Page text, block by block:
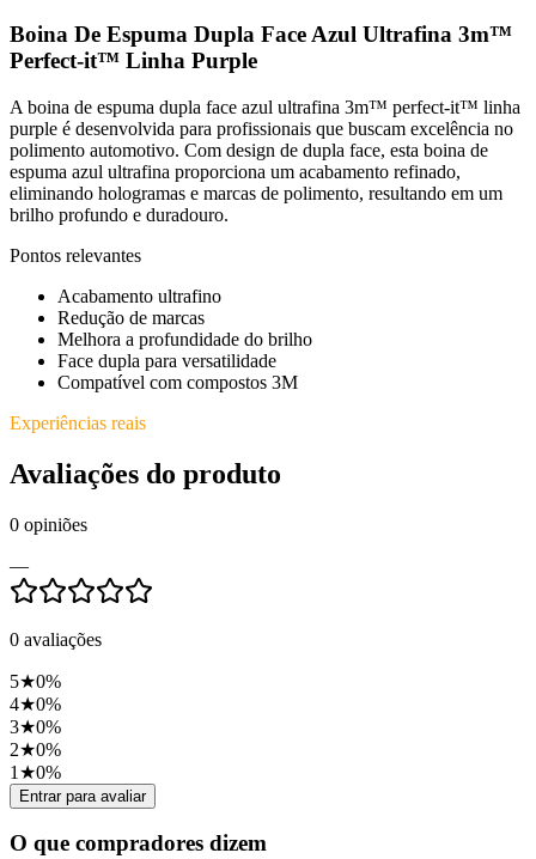
Boina De Espuma Dupla Face Azul Ultrafina 3m™
Perfect-it™ Linha Purple
A boina de espuma dupla face azul ultrafina 3m™ perfect-it™ linha
purple é desenvolvida para profissionais que buscam excelência no
polimento automotivo. Com design de dupla face, esta boina de
espuma azul ultrafina proporciona um acabamento refinado,
eliminando hologramas e marcas de polimento, resultando em um
brilho profundo e duradouro.
Pontos relevantes
Acabamento ultrafino
Redução de marcas
Melhora a profundidade do brilho
Face dupla para versatilidade
Compatível com compostos 3M
Experiências reais
Avaliações do produto
0 opiniões
—
0 avaliações
5★0%
4★0%
3★0%
2★0%
1 ★0%
Entrar para avaliar
O que compradores dizem